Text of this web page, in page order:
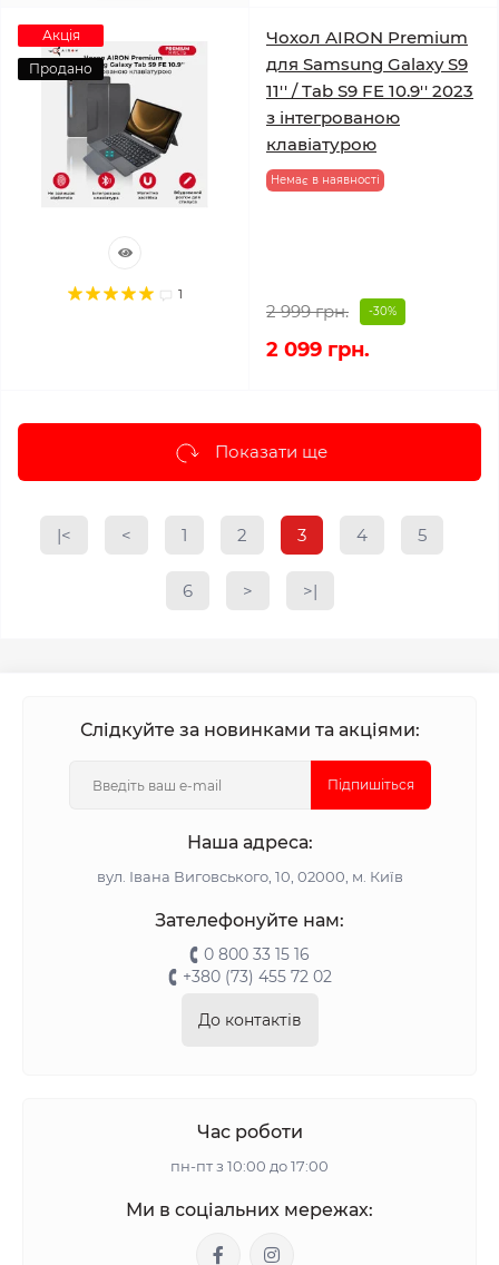
Акція
Продано
1
Чохол AIRON Premium
для Samsung Galaxy S9
11'' / Tab S9 FE 10.9'' 2023
з інтегрованою
клавіатурою
Немає в наявності
2 999 грн. -30%
2 099 грн.
Показати ще
|< < 1 2 3 4 5
6 > >|
Слідкуйте за новинками та акціями:
Підпишіться
Наша адреса:
вул. Івана Виговського, 10, 02000, м. Київ
Зателефонуйте нам:
0 800 33 15 16
+380 (73) 455 72 02
До контактів
Час роботи
пн-пт з 10:00 до 17:00
Ми в соціальних мережах: